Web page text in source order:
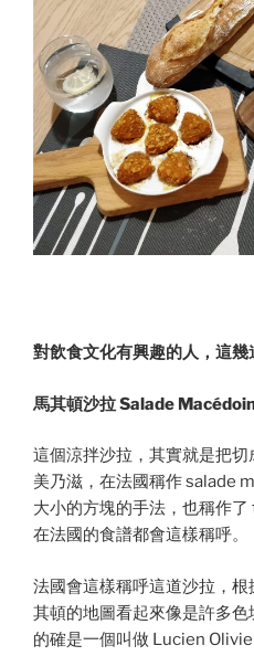
對飲食文化有興趣的人，這
馬其頓沙拉 Salade
這個涼拌沙拉，其實就是把
美乃滋，在法國稱作 salade
大小的方塊的手法，也稱作
在法國的食譜都會這樣稱呼。
法國會這樣稱呼這道沙拉，
其頓的地圖看起來像是許多色
的確是一個叫做 Lucien